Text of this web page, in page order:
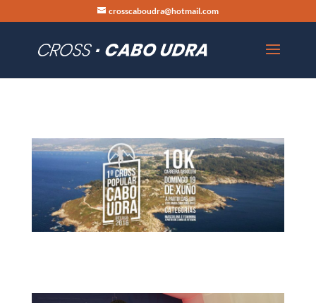
crosscaboudra@hotmail.com